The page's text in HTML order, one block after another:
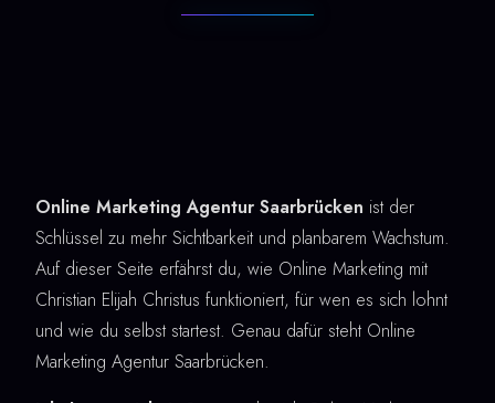
Online Marketing Agentur Saarbrücken ist der
Schlüssel zu mehr Sichtbarkeit und planbarem Wachstum.
Auf dieser Seite erfährst du, wie Online Marketing mit
Christian Elijah Christus funktioniert, für wen es sich lohnt
und wie du selbst startest. Genau dafür steht Online
Marketing Agentur Saarbrücken.